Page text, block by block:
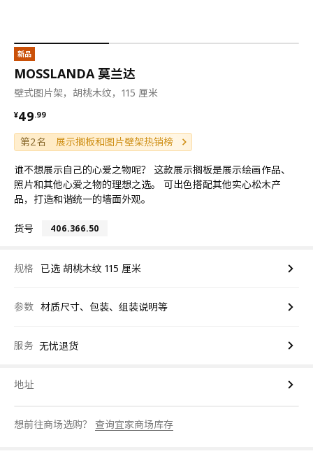
新品
MOSSLANDA 莫兰达
壁式图片架，胡桃木纹，115 厘米
¥49.99
¥ 49.99
第2名 展示搁板和图片壁架热销榜
谁不想展示自己的心爱之物呢？ 这款展示搁板是展示绘画作品、
照片和其他心爱之物的理想之选。 可出色搭配其他实心松木产
品，打造和谐统一的墙面外观。
货号 406.366.50
规格 已选 胡桃木纹 115 厘米
参数 材质尺寸、包装、组装说明等
服务 无忧退货
地址
想前往商场选购？ 查询宜家商场库存